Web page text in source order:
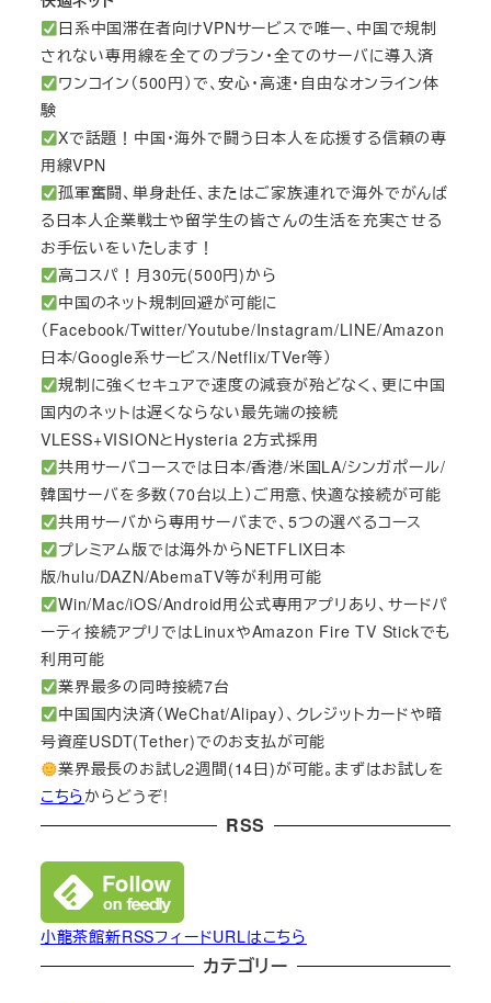
日系中国滞在者向けVPNサービスで唯一、中国で規制
されない専用線を全てのプラン・全てのサーバに導入済
ワンコイン（500円）で、安心・高速・自由なオンライン体
験
Xで話題！中国・海外で闘う日本人を応援する信頼の専
用線VPN
孤軍奮闘、単身赴任、またはご家族連れで海外でがんば
る日本人企業戦士や留学生の皆さんの生活を充実させる
お手伝いをいたします！
高コスパ！月30元(500円)から
中国のネット規制回避が可能に
（Facebook/Twitter/Youtube/Instagram/LINE/Amazon
日本/Google系サービス/Netflix/TVer等）
規制に強くセキュアで速度の減衰が殆どなく、更に中国
国内のネットは遅くならない最先端の接続
VLESS+VISIONとHysteria 2方式採用
共用サーバコースでは日本/香港/米国LA/シンガポール/
韓国サーバを多数（70台以上）ご用意、快適な接続が可能
共用サーバから専用サーバまで、5つの選べるコース
プレミアム版では海外からNETFLIX日本
版/hulu/DAZN/AbemaTV等が利用可能
Win/Mac/iOS/Android用公式専用アプリあり、サードパ
ーティ接続アプリではLinuxやAmazon Fire TV Stickでも
利用可能
業界最多の同時接続7台
中国国内決済（WeChat/Alipay）、クレジットカードや暗
号資産USDT(Tether)でのお支払が可能
業界最長のお試し2週間(14日)が可能。まずはお試しを
こちらからどうぞ!
RSS
小龍茶館新RSSフィードURLはこちら
カテゴリー